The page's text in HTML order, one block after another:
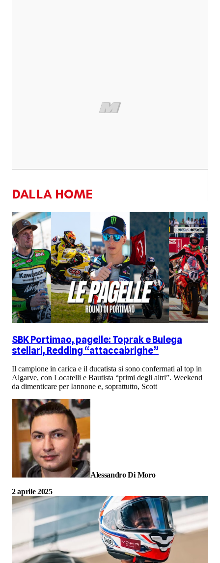
DALLA HOME
SBK Portimao, pagelle: Toprak e Bulega
stellari, Redding “attaccabrighe”
Il campione in carica e il ducatista si sono confermati al top in
Algarve, con Locatelli e Bautista “primi degli altri”. Weekend
da dimenticare per Iannone e, soprattutto, Scott
Alessandro Di Moro
2 aprile 2025